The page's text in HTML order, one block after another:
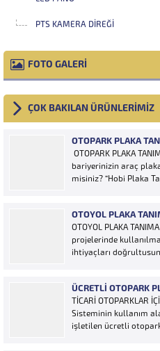
PTS KAMERA DIREĞI
FOTO GALERİ
ÇOK BAKILAN ÜRÜNLERİMİZ
OTOPARK PLAKA
OTOPARK PLAKA
bariyerinizin araç
misiniz? “Hobi Plaka
için yeterlidir… Plaka
sisteme...
OTOYOL PLAKA
OTOYOL PLAKA
projelerinde
ihtiyaçları
araçların
bir yazılımdır.
kameralar sayesinde
ÜCRETLI OTOPARK
TİCARİ OTOPARKLAR
Sisteminin kullanım
işletilen ücretli